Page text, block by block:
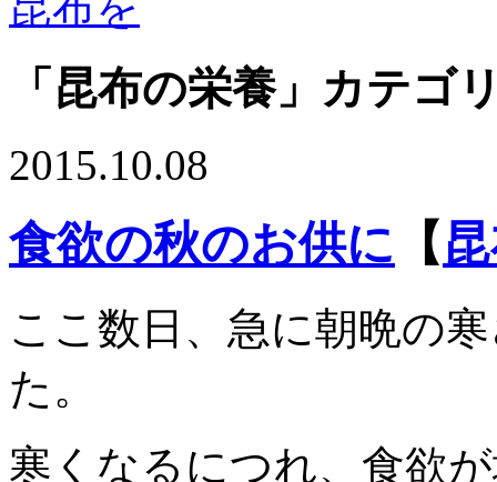
「昆布の栄養」カテゴ
2015.10.08
食欲の秋のお供に 【
ここ数日、急に朝晩の
た。
寒くなるにつれ、食欲